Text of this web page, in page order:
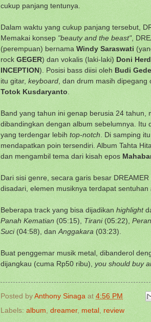
cukup panjang tentunya.
Dalam waktu yang cukup panjang tersebut,
Memakai konsep "beauty and the beast",
(perempuan) bernama Windy Saraswati
rock GEGER) dan vokalis (laki-laki) Doni
INCEPTION). Posisi bass diisi oleh Budi
itu gitar, keyboard, dan drum masih dipegang
Totok Kusdaryanto.
Band yang tahun ini genap berusia 24 tahun,
dibandingkan dengan album sebelumnya. Itu
yang terdengar lebih top-notch. Di samping
mendapatkan poin tersendiri. Album Tahta
dan mengambil tema dari kisah epos
Dari sisi genre, secara garis besar
disadari, elemen musiknya terdapat sentuhan
Beberapa track yang bisa dijadikan highlight
Panah Kematian (05:15), Tirani(05:22),
Suci(04:58), danAnggakara (03:23).
Buat penggemar musik metal, dibanderol
dijangkau (cuma Rp50 ribu), you should buy
Posted by Anthony Sinaga at 4:56 PM
Labels: album dreamer, metal review